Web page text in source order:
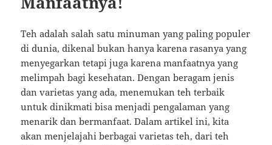
Teh adalah salah satu minuman yang paling populer
di dunia, dikenal bukan hanya karena rasanya yang
menyegarkan tetapi juga karena manfaatnya yang
melimpah bagi kesehatan. Dengan beragam jenis
dan varietas yang ada, menemukan teh terbaik
untuk dinikmati bisa menjadi pengalaman yang
menarik dan bermanfaat. Dalam artikel ini, kita
akan menjelajahi berbagai varietas teh, dari teh